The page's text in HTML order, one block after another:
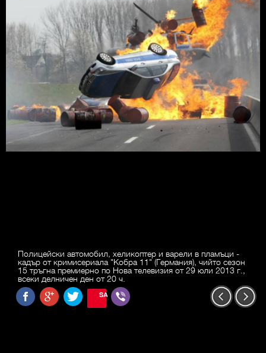
Полицейски автомобил, хеликоптер и варели в пламъци -
кадър от кримисериала "Кобра 11" (Германия), чийто сезон
15 тръгна премиерно по Нова телевизия от 29 юли 2013 г.,
всеки делничен ден от 20 ч.
SAVE